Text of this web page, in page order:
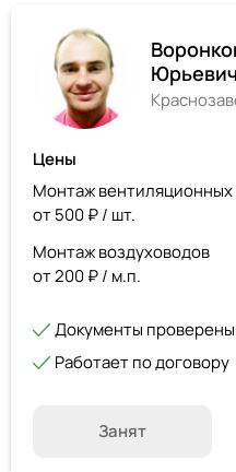
Юрьевич
Цены
Монтаж вентиляционных
от 500 ₽ / шт.
Монтаж воздуховодов
от 200 ₽ / м.п.
Документы проверены
Работает по договору
Занят